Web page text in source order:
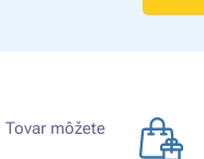
Tovar môžete